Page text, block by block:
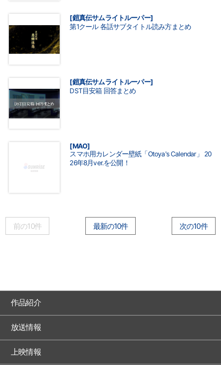
[鎧真伝サムライトルーパー]
第1クール 各話サブタイトル読み方まとめ
[鎧真伝サムライトルーパー]
DST目安箱 回答まとめ
[MAO]
スマホ用カレンダー壁紙「Otoya's Calendar」 20
26年8月ver.を公開！
前の10件 最新の10件 次の10件
作品紹介
放送情報
上映情報